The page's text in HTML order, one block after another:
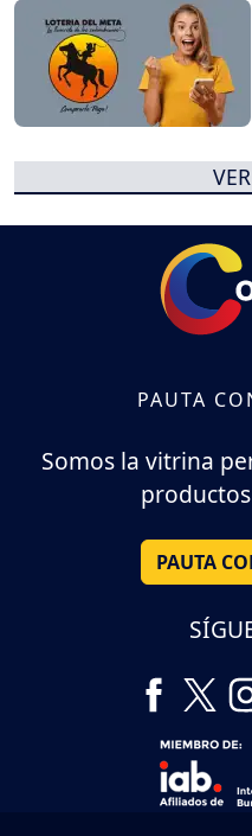
PAUTA
Somos la vitrina
PAUTA